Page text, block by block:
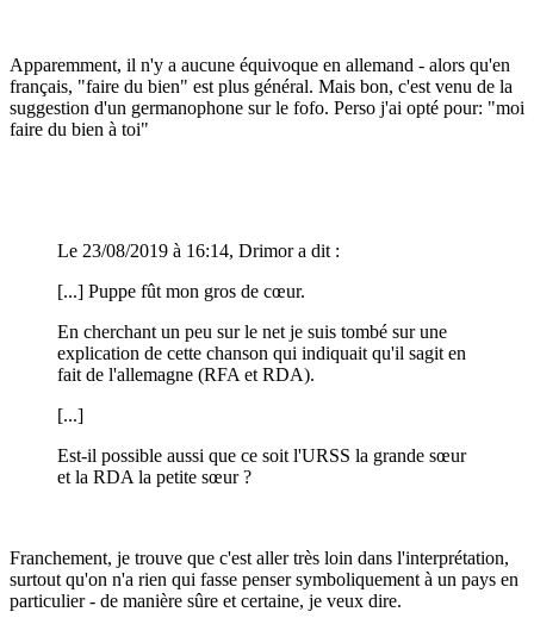
Apparemment, il n'y a aucune équivoque en allemand - alors qu'en
français, "faire du bien" est plus général. Mais bon, c'est venu de la
suggestion d'un germanophone sur le fofo. Perso j'ai opté pour: "moi
faire du bien à toi"
Le 23/08/2019 à 16:14, Drimor a dit :
[...] Puppe fût mon gros de cœur.
En cherchant un peu sur le net je suis tombé sur une
explication de cette chanson qui indiquait qu'il sagit en
fait de l'allemagne (RFA et RDA).
[...]
Est-il possible aussi que ce soit l'URSS la grande sœur
et la RDA la petite sœur ?
Franchement, je trouve que c'est aller très loin dans l'interprétation,
surtout qu'on n'a rien qui fasse penser symboliquement à un pays en
particulier - de manière sûre et certaine, je veux dire.